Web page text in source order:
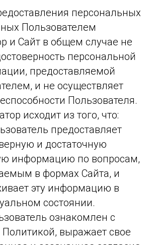
персональных
Пользователем
и Сайт в общем случае не
персональной
предоставляемой
и не осуществляет
Пользователя.
исходит из того, что:
предоставляет
и достаточную
информацию по вопросам,
в формах Сайта, и
эту информацию в
состоянии.
ознакомлен с
выражает свое